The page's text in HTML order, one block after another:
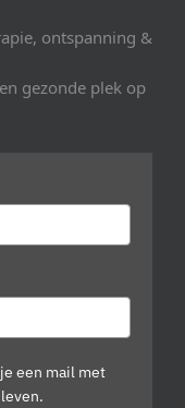
ontspanning &
gezonde plek op
een mail met